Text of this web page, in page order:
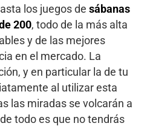
los juegos de sábanas
200, todo de la más alta
y de las mejores
en el mercado. La
y en particular la de tu
al utilizar esta
las miradas se volcarán a
todo es que no tendrás